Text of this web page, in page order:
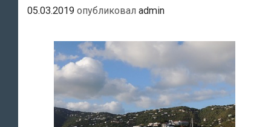
05.03.2019 опубликовал admin